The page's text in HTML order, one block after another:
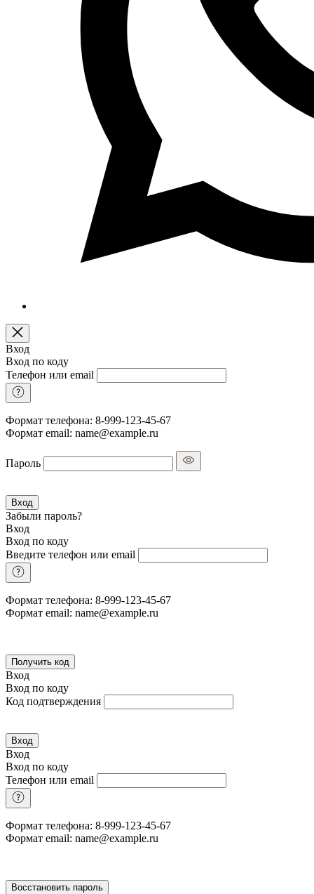
Вход
Вход по коду
Телефон или email
Формат телефона: 8-999-123-45-67
Формат email: name@example.ru
Пароль
Вход
Забыли пароль?
Вход
Вход по коду
Введите телефон или email
Формат телефона: 8-999-123-45-67
Формат email: name@example.ru
Получить код
Вход
Вход по коду
Код подтверждения
Вход
Вход
Вход по коду
Телефон или email
Формат телефона: 8-999-123-45-67
Формат email: name@example.ru
Восстановить пароль